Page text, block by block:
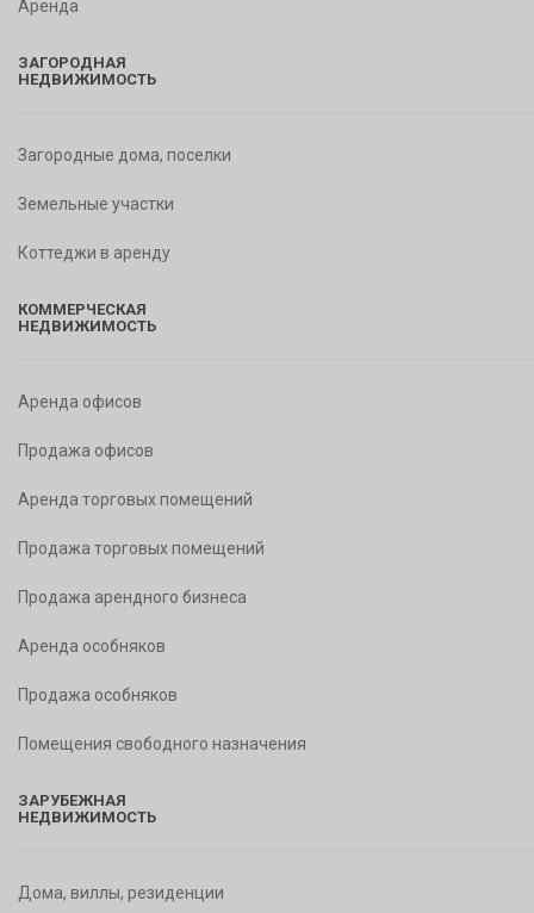
Аренда
ЗАГОРОДНАЯ
НЕДВИЖИМОСТЬ
Загородные дома, поселки
Земельные участки
Коттеджи в аренду
КОММЕРЧЕСКАЯ
НЕДВИЖИМОСТЬ
Аренда офисов
Продажа офисов
Аренда торговых помещений
Продажа торговых помещений
Продажа арендного бизнеса
Аренда особняков
Продажа особняков
Помещения свободного назначения
ЗАРУБЕЖНАЯ
НЕДВИЖИМОСТЬ
Дома, виллы, резиденции